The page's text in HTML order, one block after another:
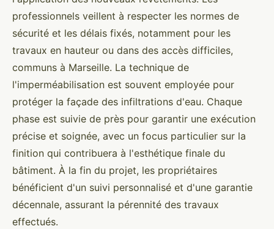
professionnels veillent à respecter les normes de
sécurité et les délais fixés, notamment pour les
travaux en hauteur ou dans des accès difficiles,
communs à Marseille. La technique de
l'imperméabilisation est souvent employée pour
protéger la façade des infiltrations d'eau. Chaque
phase est suivie de près pour garantir une exécution
précise et soignée, avec un focus particulier sur la
finition qui contribuera à l'esthétique finale du
bâtiment. À la fin du projet, les propriétaires
bénéficient d'un suivi personnalisé et d'une garantie
décennale, assurant la pérennité des travaux
effectués.